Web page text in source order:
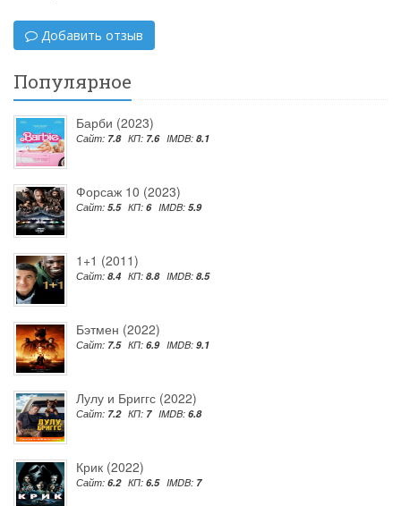
Добавить отзыв
Популярное
Барби (2023)
Сайт: 7.8 КП: 7.6 IMDB: 8.1
Форсаж 10 (2023)
Сайт: 5.5 КП: 6 IMDB: 5.9
1+1 (2011)
Сайт: 8.4 КП: 8.8 IMDB: 8.5
Бэтмен (2022)
Сайт: 7.5 КП: 6.9 IMDB: 9.1
Лулу и Бриггс (2022)
Сайт: 7.2 КП: 7 IMDB: 6.8
Крик (2022)
Сайт: 6.2 КП: 6.5 IMDB: 7